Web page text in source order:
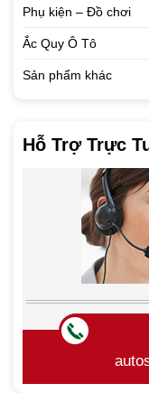
Phụ kiện – Đồ chơi
Ắc Quy Ô Tô
Sản phẩm khác
Hỗ Trợ Trực